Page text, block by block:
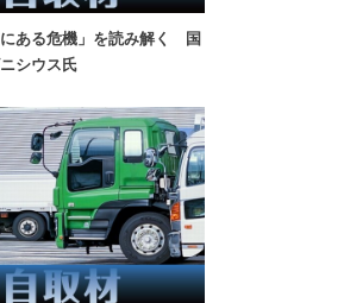
にある危機」を読み解く 国
シウス氏